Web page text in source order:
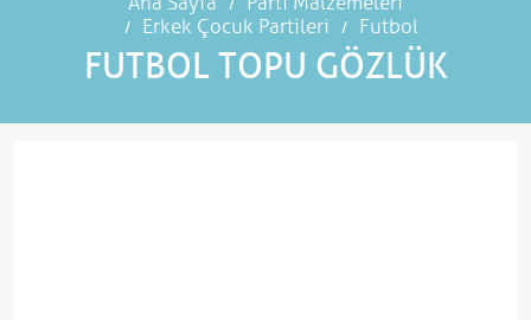
Erkek Çocuk Partileri
Futbol
FUTBOL TOPU GÖZLÜK